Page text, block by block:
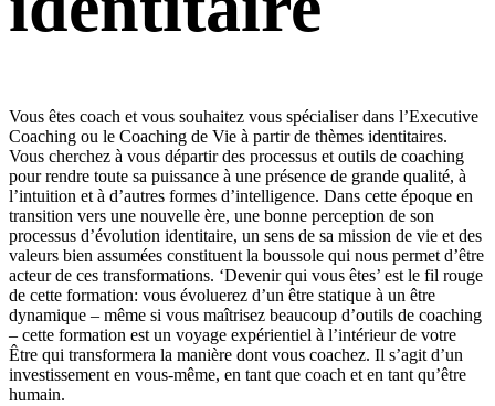
Vous êtes coach et vous souhaitez vous spécialiser dans l’Executive
Coaching ou le Coaching de Vie à partir de thèmes identitaires.
Vous cherchez à vous départir des processus et outils de coaching
pour rendre toute sa puissance à une présence de grande qualité, à
l’intuition et à d’autres formes d’intelligence. Dans cette époque en
transition vers une nouvelle ère, une bonne perception de son
processus d’évolution identitaire, un sens de sa mission de vie et des
valeurs bien assumées constituent la boussole qui nous permet d’être
acteur de ces transformations. ‘Devenir qui vous êtes’ est le fil rouge
de cette formation: vous évoluerez d’un être statique à un être
dynamique – même si vous maîtrisez beaucoup d’outils de coaching
– cette formation est un voyage expérientiel à l’intérieur de votre
Être qui transformera la manière dont vous coachez. Il s’agit d’un
investissement en vous-même, en tant que coach et en tant qu’être
humain.